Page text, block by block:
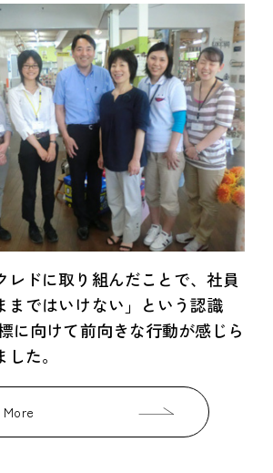
レドに取り組んだことで、社員
まではいけない」という認識
に向けて前向きな行動が感じら
た。
More